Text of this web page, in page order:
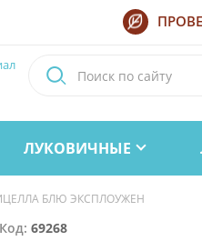
ЛУКОВИЧНЫЕ
БЛЮ ЭКСПЛОУЖЕН
Код: 69268